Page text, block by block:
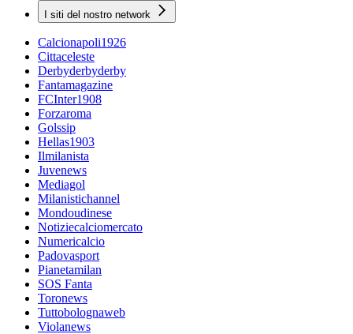
I siti del nostro network
Calcionapoli1926
Cittaceleste
Derbyderbyderby
Fantamagazine
FCInter1908
Forzaroma
Golssip
Hellas1903
Ilmilanista
Juvenews
Mediagol
Milanistichannel
Mondoudinese
Notiziecalciomercato
Numericalcio
Padovasport
Pianetamilan
SOS Fanta
Toronews
Tuttobolognaweb
Violanews